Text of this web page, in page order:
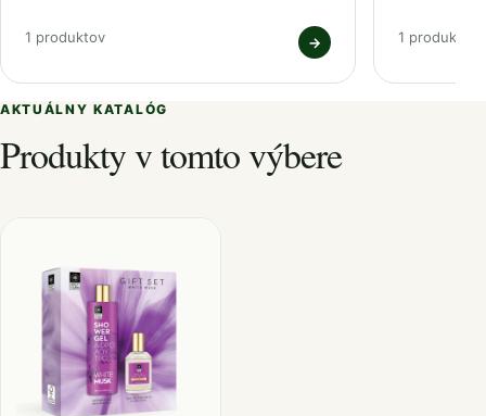
1 produktov → 1 produktov
AKTUÁLNY KATALÓG
Produkty v tomto výbere